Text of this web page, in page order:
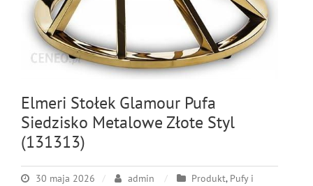
Elmeri Stołek Glamour Pufa
Siedzisko Metalowe Złote Styl
(131313)
30 maja 2026 admin Produkt, Pufy i